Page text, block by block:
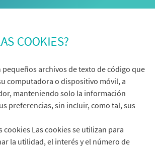
COOKIES?
pequeños archivos de texto de código que
computadora o dispositivo móvil, a
manteniendo solo la información
preferencias, sin incluir, como tal, sus
cookies Las cookies se utilizan para
la utilidad, el interés y el número de